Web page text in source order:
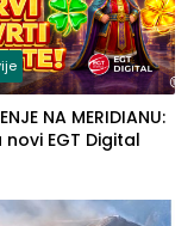
NA MERIDIANU:
novi EGT Digital